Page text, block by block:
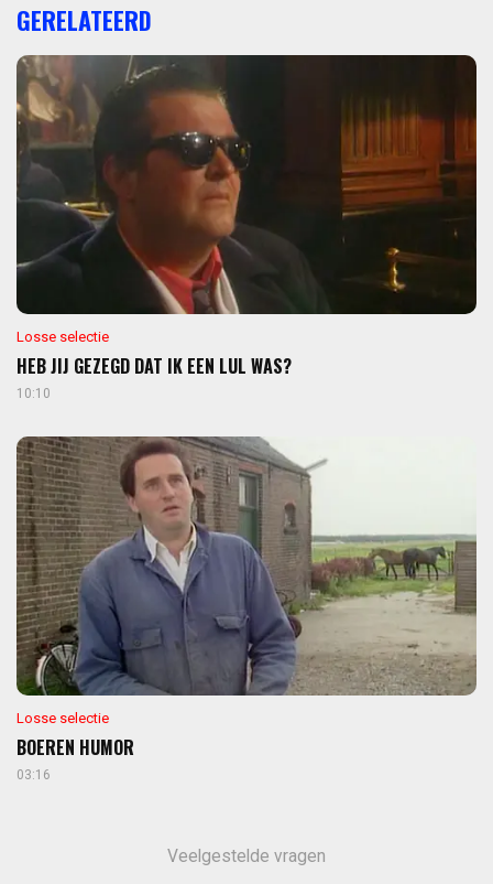
GERELATEERD
Losse selectie
HEB JIJ GEZEGD DAT IK EEN LUL WAS?
10:10
Losse selectie
BOEREN HUMOR
03:16
Veelgestelde vragen